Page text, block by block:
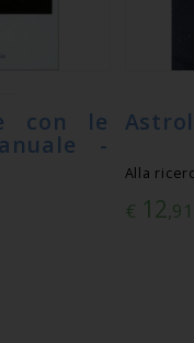
con le
-
Alla
€ 12,91